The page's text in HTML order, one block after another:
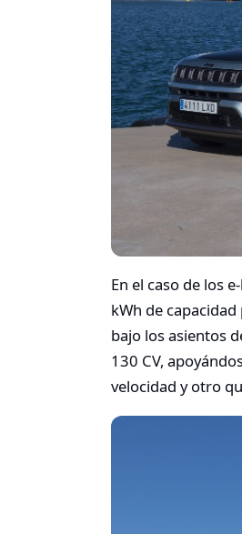
En el caso de los
kWh de
bajo los asientos
130 CV,
velocidad y otro